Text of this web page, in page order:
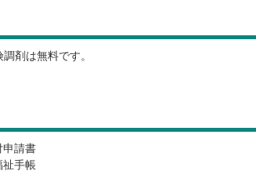
剤は無料です。
申請書
祉手帳